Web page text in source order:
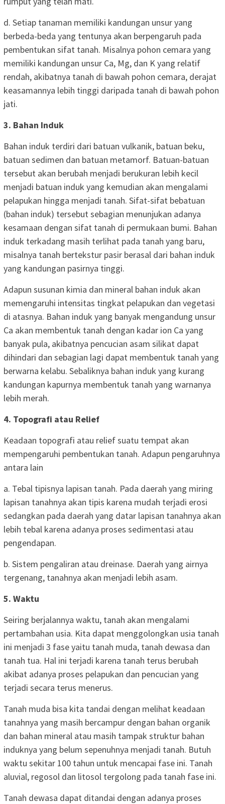
d. Setiap tanaman memiliki kandungan unsur yang
berbeda-beda yang tentunya akan berpengaruh pada
pembentukan sifat tanah. Misalnya pohon cemara yang
memiliki kandungan unsur Ca, Mg, dan K yang relatif
rendah, akibatnya tanah di bawah pohon cemara, derajat
keasamannya lebih tinggi daripada tanah di bawah pohon
jati.
3. Bahan Induk
Bahan induk terdiri dari batuan vulkanik, batuan beku,
batuan sedimen dan batuan metamorf. Batuan-batuan
tersebut akan berubah menjadi berukuran lebih kecil
menjadi batuan induk yang kemudian akan mengalami
pelapukan hingga menjadi tanah. Sifat-sifat bebatuan
(bahan induk) tersebut sebagian menunjukan adanya
kesamaan dengan sifat tanah di permukaan bumi. Bahan
induk terkadang masih terlihat pada tanah yang baru,
misalnya tanah bertekstur pasir berasal dari bahan induk
yang kandungan pasirnya tinggi.
Adapun susunan kimia dan mineral bahan induk akan
memengaruhi intensitas tingkat pelapukan dan vegetasi
di atasnya. Bahan induk yang banyak mengandung unsur
Ca akan membentuk tanah dengan kadar ion Ca yang
banyak pula, akibatnya pencucian asam silikat dapat
dihindari dan sebagian lagi dapat membentuk tanah yang
berwarna kelabu. Sebaliknya bahan induk yang kurang
kandungan kapurnya membentuk tanah yang warnanya
lebih merah.
4. Topografi atau Relief
Keadaan topografi atau relief suatu tempat akan
mempengaruhi pembentukan tanah. Adapun pengaruhnya
antara lain
a. Tebal tipisnya lapisan tanah. Pada daerah yang miring
lapisan tanahnya akan tipis karena mudah terjadi erosi
sedangkan pada daerah yang datar lapisan tanahnya akan
lebih tebal karena adanya proses sedimentasi atau
pengendapan.
b. Sistem pengaliran atau dreinase. Daerah yang airnya
tergenang, tanahnya akan menjadi lebih asam.
5. Waktu
Seiring berjalannya waktu, tanah akan mengalami
pertambahan usia. Kita dapat menggolongkan usia tanah
ini menjadi 3 fase yaitu tanah muda, tanah dewasa dan
tanah tua. Hal ini terjadi karena tanah terus berubah
akibat adanya proses pelapukan dan pencucian yang
terjadi secara terus menerus.
Tanah muda bisa kita tandai dengan melihat keadaan
tanahnya yang masih bercampur dengan bahan organik
dan bahan mineral atau masih tampak struktur bahan
induknya yang belum sepenuhnya menjadi tanah. Butuh
waktu sekitar 100 tahun untuk mencapai fase ini. Tanah
aluvial, regosol dan litosol tergolong pada tanah fase ini.
Tanah dewasa dapat ditandai dengan adanya proses